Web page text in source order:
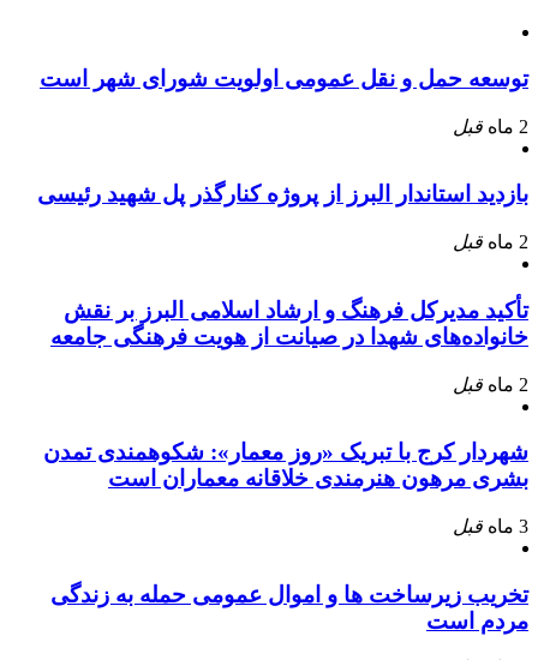
توسعه حمل و نقل عمومی اولویت شورای شهر است
2 ماه قبل
بازدید استاندار البرز از پروژه کنارگذر پل شهید رئیسی
2 ماه قبل
تأکید مدیرکل فرهنگ و ارشاد اسلامی البرز بر نقش
خانواده‌های شهدا در صیانت از هویت فرهنگی جامعه
2 ماه قبل
شهردار کرج با تبریک «روز معمار»: شکوهمندی تمدن
بشری مرهون هنرمندی خلاقانه معماران است
3 ماه قبل
تخریب زیرساخت ها و اموال عمومی حمله به زندگی
مردم است